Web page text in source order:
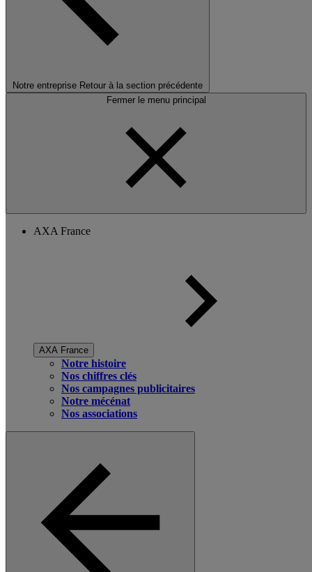
Notre entreprise Retour à la section précédente
Fermer le menu principal
AXA France
AXA France
Notre histoire
Nos chiffres clés
Nos campagnes publicitaires
Notre mécénat
Nos associations